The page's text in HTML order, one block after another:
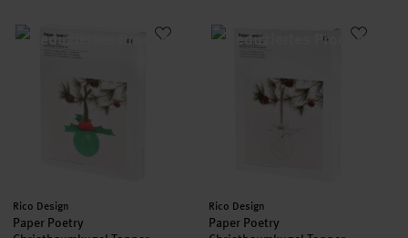
Paper Poetry Christbaumkugel-Topper Ilex grün 6 Stück
Hersteller:
Rico Design
Paper Poetry
Paper Poetry
Hersteller:
Rico Design
Paper Poetry